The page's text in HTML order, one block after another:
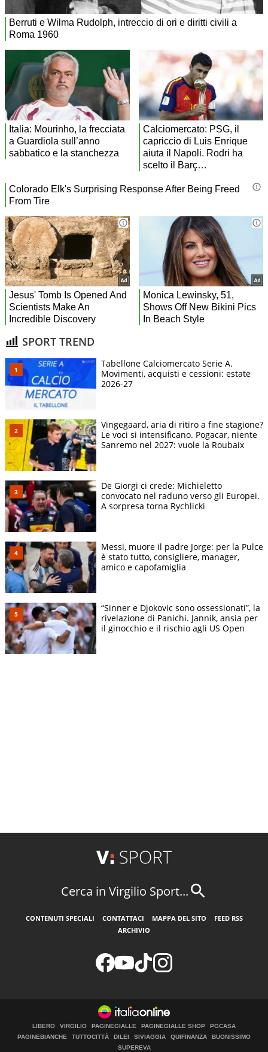
SPORT TREND
Tabellone Calciomercato Serie A.
Movimenti, acquisti e cessioni: estate
2026-27
Vingegaard, aria di ritiro a fine stagione?
Le voci si intensificano. Pogacar, niente
Sanremo nel 2027: vuole la Roubaix
De Giorgi ci crede: Michieletto
convocato nel raduno verso gli Europei.
A sorpresa torna Rychlicki
Messi, muore il padre Jorge: per la Pulce
è stato tutto, consigliere, manager,
amico e capofamiglia
“Sinner e Djokovic sono ossessionati”, la
rivelazione di Panichi. Jannik, ansia per
il ginocchio e il rischio agli US Open
Cerca in Virgilio Sport...
CONTENUTI SPECIALI CONTATTACI MAPPA DEL SITO
FEED RSS
ARCHIVIO
LIBERO VIRGILIO PAGINEGIALLE PAGINEGIALLE SHOP
PGCASA
PAGINEBIANCHE
TUTTOCITTÀ DILEI SIVIAGGIA QUIFINANZA
BUONISSIMO
SUPEREVA